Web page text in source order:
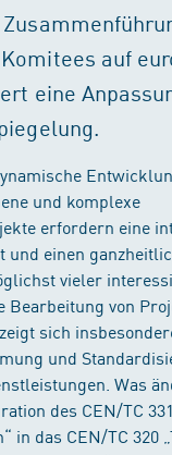
auf
eine
und komplexe
erfordern eine
und einen
vieler
Bearbeitung von
sich
und
Was
des CEN/TC
in das CEN/TC 320